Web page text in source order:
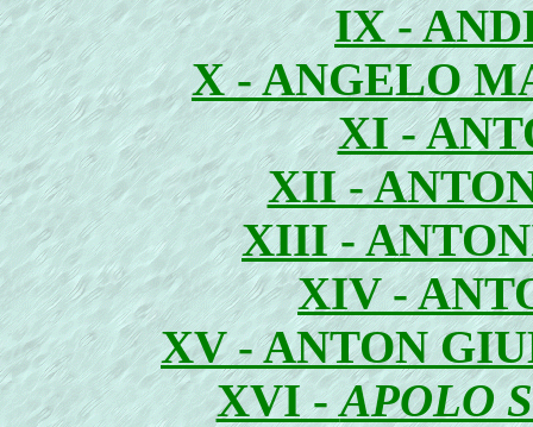
IX -
X - ANGELO
XI -
XII -
XIII -
XIV -
XV - ANTON
XVI -APOLO